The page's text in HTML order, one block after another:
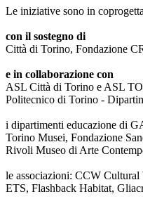
Le iniziative sono in
con il sostegno di
Città di Torino, Fondazione
e in collaborazione con
ASL Città di Torino e ASL
Politecnico di Torino -
i dipartimenti educazione di
Torino Musei, Fondazione
Rivoli Museo di Arte
le associazioni: CCW Cultural
ETS, Flashback Habitat,